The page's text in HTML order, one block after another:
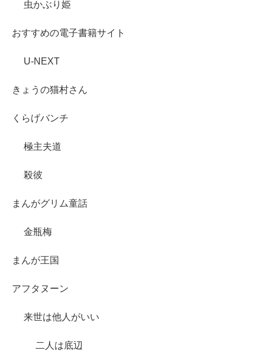
虫かぶり姫
おすすめの電子書籍サイト
U-NEXT
きょうの猫村さん
くらげバンチ
極主夫道
殺彼
まんがグリム童話
金瓶梅
まんが王国
アフタヌーン
来世は他人がいい
二人は底辺